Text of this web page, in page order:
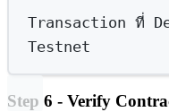
Transaction ที่
Testnet
Step 6 - Verify